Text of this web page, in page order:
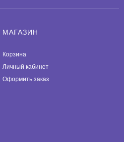
МАГАЗИН
Корзина
Личный кабинет
Оформить заказ